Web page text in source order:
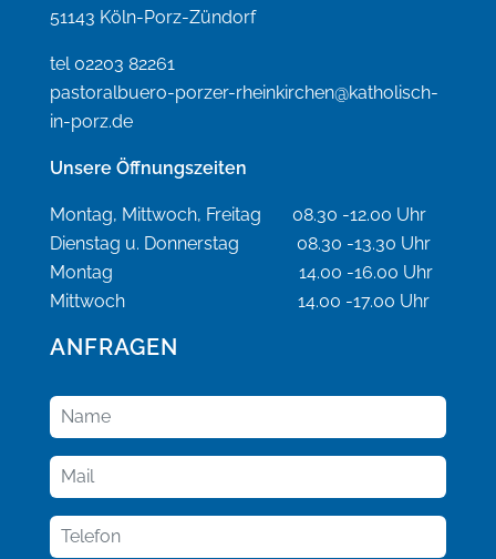
51143 Köln-Porz-Zündorf
tel 02203 82261
pastoralbuero-porzer-rheinkirchen@katholisch-
in-porz.de
Unsere Öffnungszeiten
Montag, Mittwoch, Freitag 08.30 -12.00 Uhr
Dienstag u. Donnerstag 08.30 -13.30 Uhr
Montag 14.00 -16.00 Uhr
Mittwoch 14.00 -17.00 Uhr
ANFRAGEN